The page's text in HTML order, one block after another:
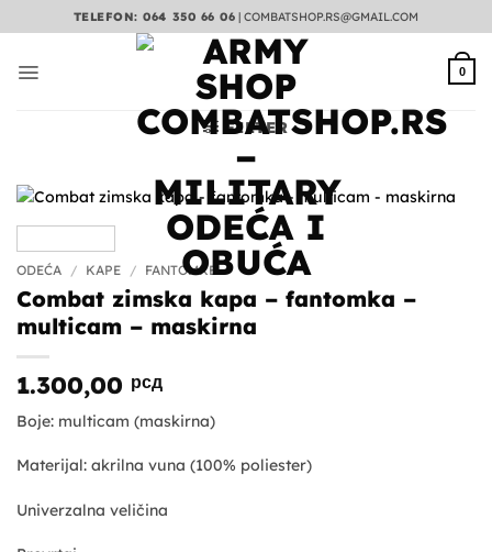
na
TELEFON: 064 350 66 06 |COMBATSHOP.RS@GMAIL.COM
0
FILTER
ODEĆA / KAPE / FANTOMKE
Combat zimska kapa – fantomka –
multicam – maskirna
1.300,00 рсд
Boje: multicam (maskirna)
Materijal: akrilna vuna (100% poliester)
Univerzalna veličina